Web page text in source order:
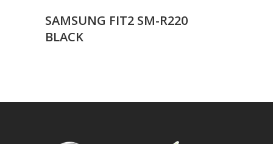
SAMSUNG FIT2 SM-R220
BLACK